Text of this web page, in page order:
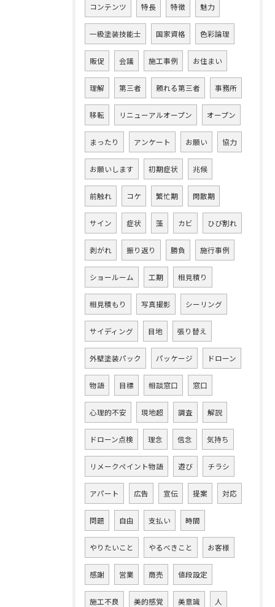
コンテンツ 特長 特徴 魅力
一級塗装技能士 国家資格 色彩論理
販促 会議 施工事例 お住まい
理解 第三者 頼れる第三者 事務所
移転 リニューアルオープン オープン
まったり アンケート お願い 協力
お願いします 初期症状 兆候
前触れ コケ 繁忙期 閑散期
サイン 症状 藻 カビ ひび割れ
剥がれ 振り返り 勝負 施行事例
ショールーム 工期 相見積り
相見積もり 写真撮影 シーリング
サイディング 目地 張り替え
外壁塗装パック パッケージ ドローン
物語 目標 相談窓口 窓口
心理的不安 現地超 調査 解説
ドローン点検 理念 信念 気持ち
リメークペイント物語 遊び チラシ
アパート 広告 宣伝 提案 対応
問題 自由 支払い 時間
やりたいこと やるべきこと お客様
感謝 営業 商売 値段設定
施工不良 美的感覚 美意識 人